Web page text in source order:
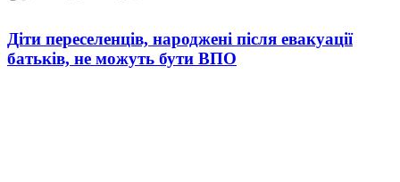
Діти переселенців, народжені після евакуації
батьків, не можуть бути ВПО